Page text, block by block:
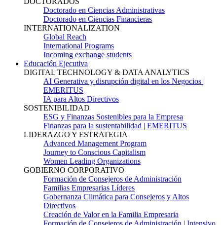
Doctorado en Ciencias Administrativas
Doctorado en Ciencias Financieras
INTERNATIONALIZATION
Global Reach
International Programs
Incoming exchange students
Educación Ejecutiva
DIGITAL TECHNOLOGY & DATA ANALYTICS
AI Generativa y disrupción digital en los Negocios |
EMERITUS
IA para Altos Directivos
SOSTENIBILIDAD
ESG y Finanzas Sostenibles para la Empresa
Finanzas para la sustentabilidad | EMERITUS
LIDERAZGO Y ESTRATEGIA
Advanced Management Program
Journey to Conscious Capitalism
Women Leading Organizations
GOBIERNO CORPORATIVO
Formación de Consejeros de Administración
Familias Empresarias Líderes
Gobernanza Climática para Consejeros y Altos
Directivos
Creación de Valor en la Familia Empresaria
Formación de Consejeros de Administración | Intensivo